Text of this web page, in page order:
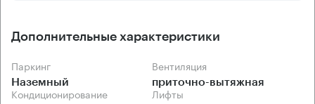
Дополнительные характеристики
Паркинг
Наземный
Вентиляция
приточно-вытяжная
Кондиционирование Лифты